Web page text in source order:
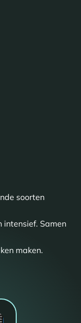
soorten
intensief. Samen
maken.